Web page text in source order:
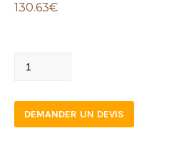
130.63€
D116
DEMANDER UN DEVIS